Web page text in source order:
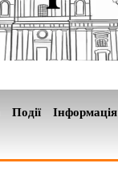
Події Інформація